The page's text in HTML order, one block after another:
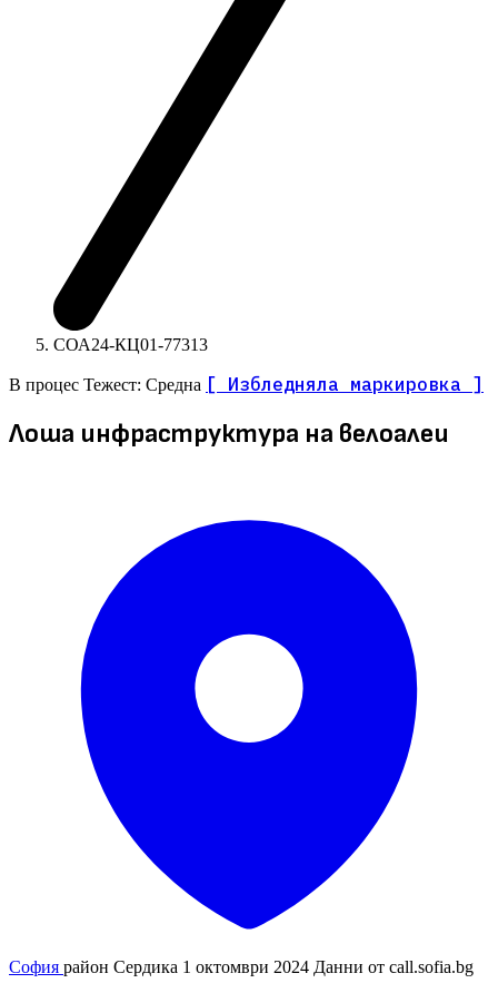
СОА24-КЦ01-77313
В процес Тежест: Средна [ Избледняла маркировка ]
Лоша инфраструктура на велоалеи
София район Сердика 1 октомври 2024 Данни от call.sofia.bg